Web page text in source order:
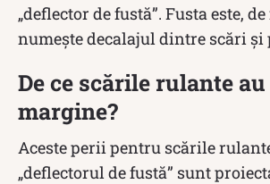
„deflector de fustă”. Fusta este, de
numește decalajul dintre scări și
De ce scările rulante
margine?
Aceste perii pentru scările
„deflectorul de fustă” sunt